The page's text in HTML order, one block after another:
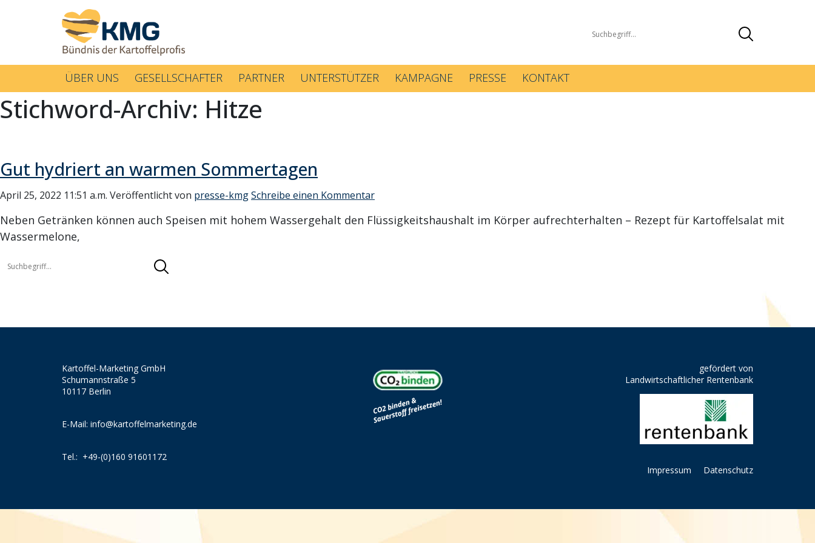
ÜBER UNS GESELLSCHAFTER PARTNER UNTERSTÜTZER KAMPAGNE PRESSE KONTAKT
Stichword-Archiv: Hitze
Gut hydriert an warmen Sommertagen
April 25, 2022 11:51 a.m. Veröffentlicht von presse-kmgSchreibe einen Kommentar
Neben Getränken können auch Speisen mit hohem Wassergehalt den Flüssigkeitshaushalt im Körper aufrechterhalten – Rezept für Kartoffelsalat mit
Wassermelone,
Kartoffel-Marketing GmbH
Schumannstraße 5
10117 Berlin
E-Mail: info@kartoffelmarketing.de
Tel.: +49-(0)160 91601172
gefördert von
Landwirtschaftlicher Rentenbank
Impressum Datenschutz